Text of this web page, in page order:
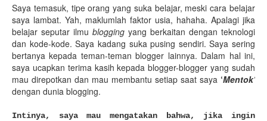
Saya temasuk, tipe orang yang suka belajar, meski cara belajar
saya lambat. Yah, maklumlah faktor usia, hahaha. Apalagi jika
belajar seputar ilmu blogging yang berkaitan dengan teknologi
dan kode-kode. Saya kadang suka pusing sendiri. Saya sering
bertanya kepada teman-teman blogger lainnya. Dalam hal ini,
saya ucapkan terima kasih kepada blogger-blogger yang sudah
mau direpotkan dan mau membantu setiap saat saya ‘Mentok’
dengan dunia blogging.
Intinya, saya mau mengatakan bahwa, jika ingin